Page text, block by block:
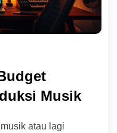
Musik
atau lagi